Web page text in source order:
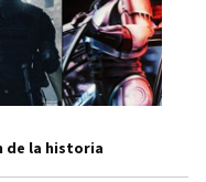
de la historia